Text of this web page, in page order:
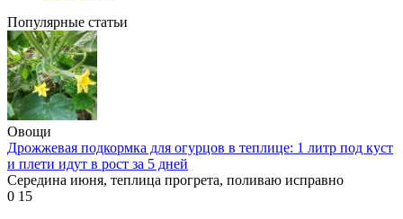
Популярные статьи
Овощи
Дрожжевая подкормка для огурцов в теплице: 1 литр под куст
и плети идут в рост за 5 дней
Середина июня, теплица прогрета, поливаю исправно
0 15